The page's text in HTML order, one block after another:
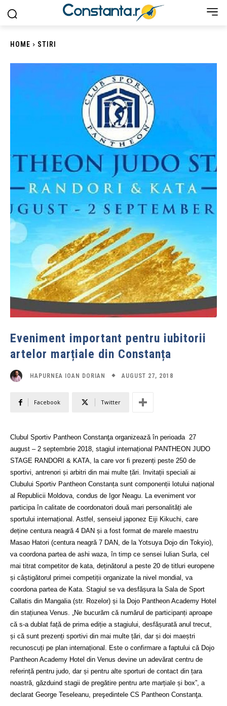
HOME STIRI
Eveniment important pentru iubitorii
artelor marțiale din Constanța
HAPURNEA IOAN DORIAN AUGUST 27, 2018
Facebook Twitter
Clubul Sportiv Pantheon Constanţa organizează în perioada 27
august – 2 septembrie 2018, stagiul internațional PANTHEON JUDO
STAGE RANDORI & KATA, la care vor fi prezenți peste 250 de
sportivi, antrenori și arbitri din mai multe țări. Invitații speciali ai
Clubului Sportiv Pantheon Constanța sunt componenții lotului național
al Republicii Moldova, condus de Igor Neagu. La eveniment vor
participa în calitate de coordonatori două mari personalități ale
sportului internațional. Astfel, senseiul japonez Eiji Kikuchi, care
deține centura neagră 4 DAN și a fost format de marele maestru
Masao Hatori (centura neagră 7 DAN, de la Yotsuya Dojo din Tokyio),
va coordona partea de ashi waza, în timp ce sensei Iulian Surla, cel
mai titrat competitor de kata, deținătorul a peste 20 de titluri europene
și câștigătorul primei competiții organizate la nivel mondial, va
coordona partea de Kata. Stagiul se va desfășura la Sala de Sport
Callatis din Mangalia (str. Rozelor) și la Dojo Pantheon Academy Hotel
din stațiunea Venus. „Ne bucurăm că numărul de participanți aproape
că s-a dublat față de prima ediție a stagiului, desfășurată anul trecut,
și că sunt prezenți sportivi din mai multe țări, dar și doi maeștri
recunoscuți pe plan internațional. Este o confirmare a faptului că Dojo
Pantheon Academy Hotel din Venus devine un adevărat centru de
referință pentru judo, dar și pentru alte sporturi de contact din țara
noastră, găzduind stagii de pregătire pentru arte marțiale și box”, a
declarat George Teseleanu, preşedintele CS Pantheon Constanţa.